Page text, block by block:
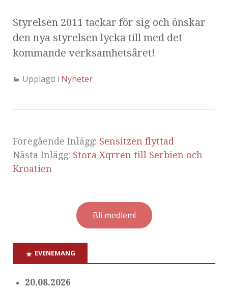
Styrelsen 2011 tackar för sig och önskar
den nya styrelsen lycka till med det
kommande verksamhetsåret!
Upplagd i Nyheter
Föregående Inlägg: Sensitzen flyttad
Nästa Inlägg: Stora Xqrren till Serbien och
Kroatien
Bli medlem!
EVENEMANG
20.08.2026